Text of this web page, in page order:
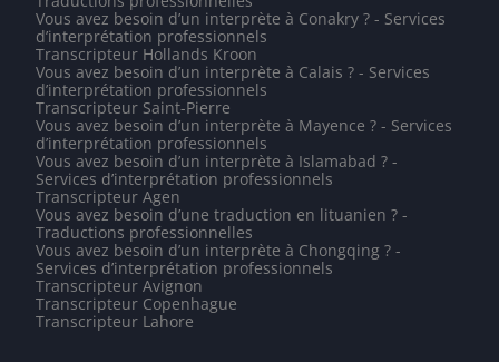
Vous avez besoin d’un interprète à Conakry ? - Services
d’interprétation professionnels
Transcripteur Hollands Kroon
Vous avez besoin d’un interprète à Calais ? - Services
d’interprétation professionnels
Transcripteur Saint-Pierre
Vous avez besoin d’un interprète à Mayence ? - Services
d’interprétation professionnels
Vous avez besoin d’un interprète à Islamabad ? -
Services d’interprétation professionnels
Transcripteur Agen
Vous avez besoin d’une traduction en lituanien ? -
Traductions professionnelles
Vous avez besoin d’un interprète à Chongqing ? -
Services d’interprétation professionnels
Transcripteur Avignon
Transcripteur Copenhague
Transcripteur Lahore